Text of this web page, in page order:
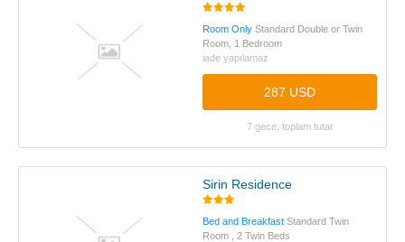
Room Only Standard Double or Twin
Room, 1 Bedroom
iade yapılamaz
287 USD
7 gece, toplam tutar
Sirin Residence
Bed and Breakfast Standard Twin
Room , 2 Twin Beds